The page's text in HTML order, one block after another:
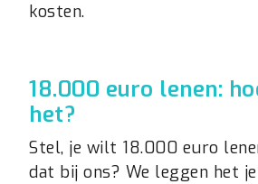
kosten.
18.000 euro lenen:
het?
Stel, je wilt 18.000 euro
dat bij ons? We leggen het